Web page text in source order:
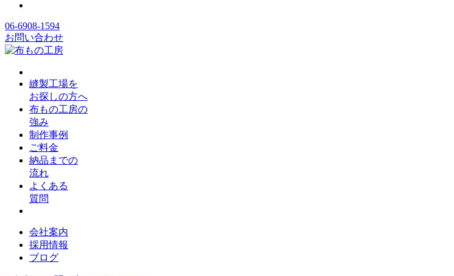
06-6908-1594
お問い合わせ
縫製工場を
お探しの方へ
布もの工房の
強み
制作事例
ご料金
納品までの
流れ
よくある
質問
会社案内
採用情報
ブログ